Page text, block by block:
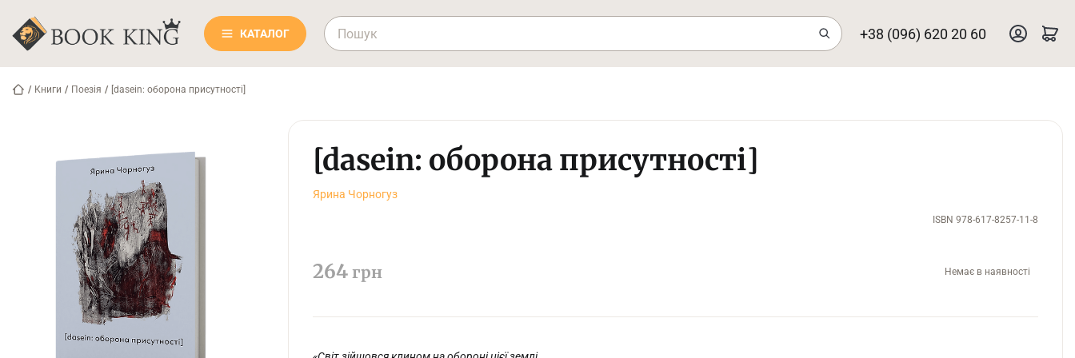
КАТАЛОГ +38 (096) 620 20 60
/ Книги / Поезія / [dasein: оборона присутності]
[dasein: оборона присутності]
Ярина Чорногуз
ISBN 978-617-8257-11-8
264 грн Немає в наявності